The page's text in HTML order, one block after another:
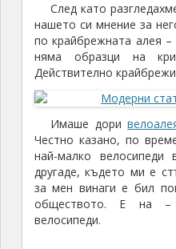
След като
нашето си мнение за
по крайбрежната алея
няма образци на
Действително
Имаше дори
Честно казано, по
най-малко велосипеди
другаде, където ми е
за мен винаги е бил
обществото. Е на –
велосипеди.